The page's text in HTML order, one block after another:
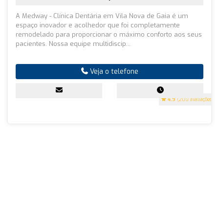
4.9 (200 avaliações)
A Medway - Clínica Dentária em Vila Nova de Gaia é um
espaço inovador e acolhedor que foi completamente
remodelado para proporcionar o máximo conforto aos seus
pacientes. Nossa equipe multidiscip...
Veja o telefone